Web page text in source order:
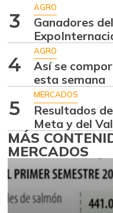
3
AGRO
Ganadores
4
AGRO
Así se
esta semana
5
MERCADOS
Resultados
Meta y del
MÁS
MERCADOS